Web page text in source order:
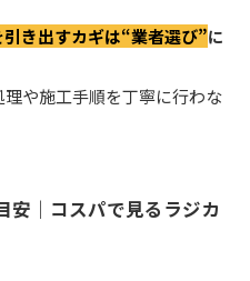
き出すカギは“業者選び”に
や施工手順を丁寧に行わな
安｜コスパで見るラジカ